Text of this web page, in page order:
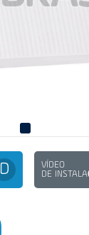
D
VÍDEO
DE